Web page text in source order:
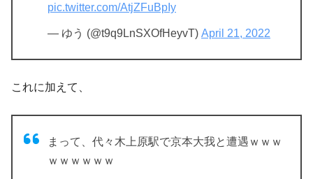
pic.twitter.com/AtjZFuBpIy
— ゆう (@t9q9LnSXOfHeyvT) April 21, 2022
これに加えて、
まって、代々木上原駅で京本大我と遭遇ｗｗｗ
ｗｗｗｗｗｗ